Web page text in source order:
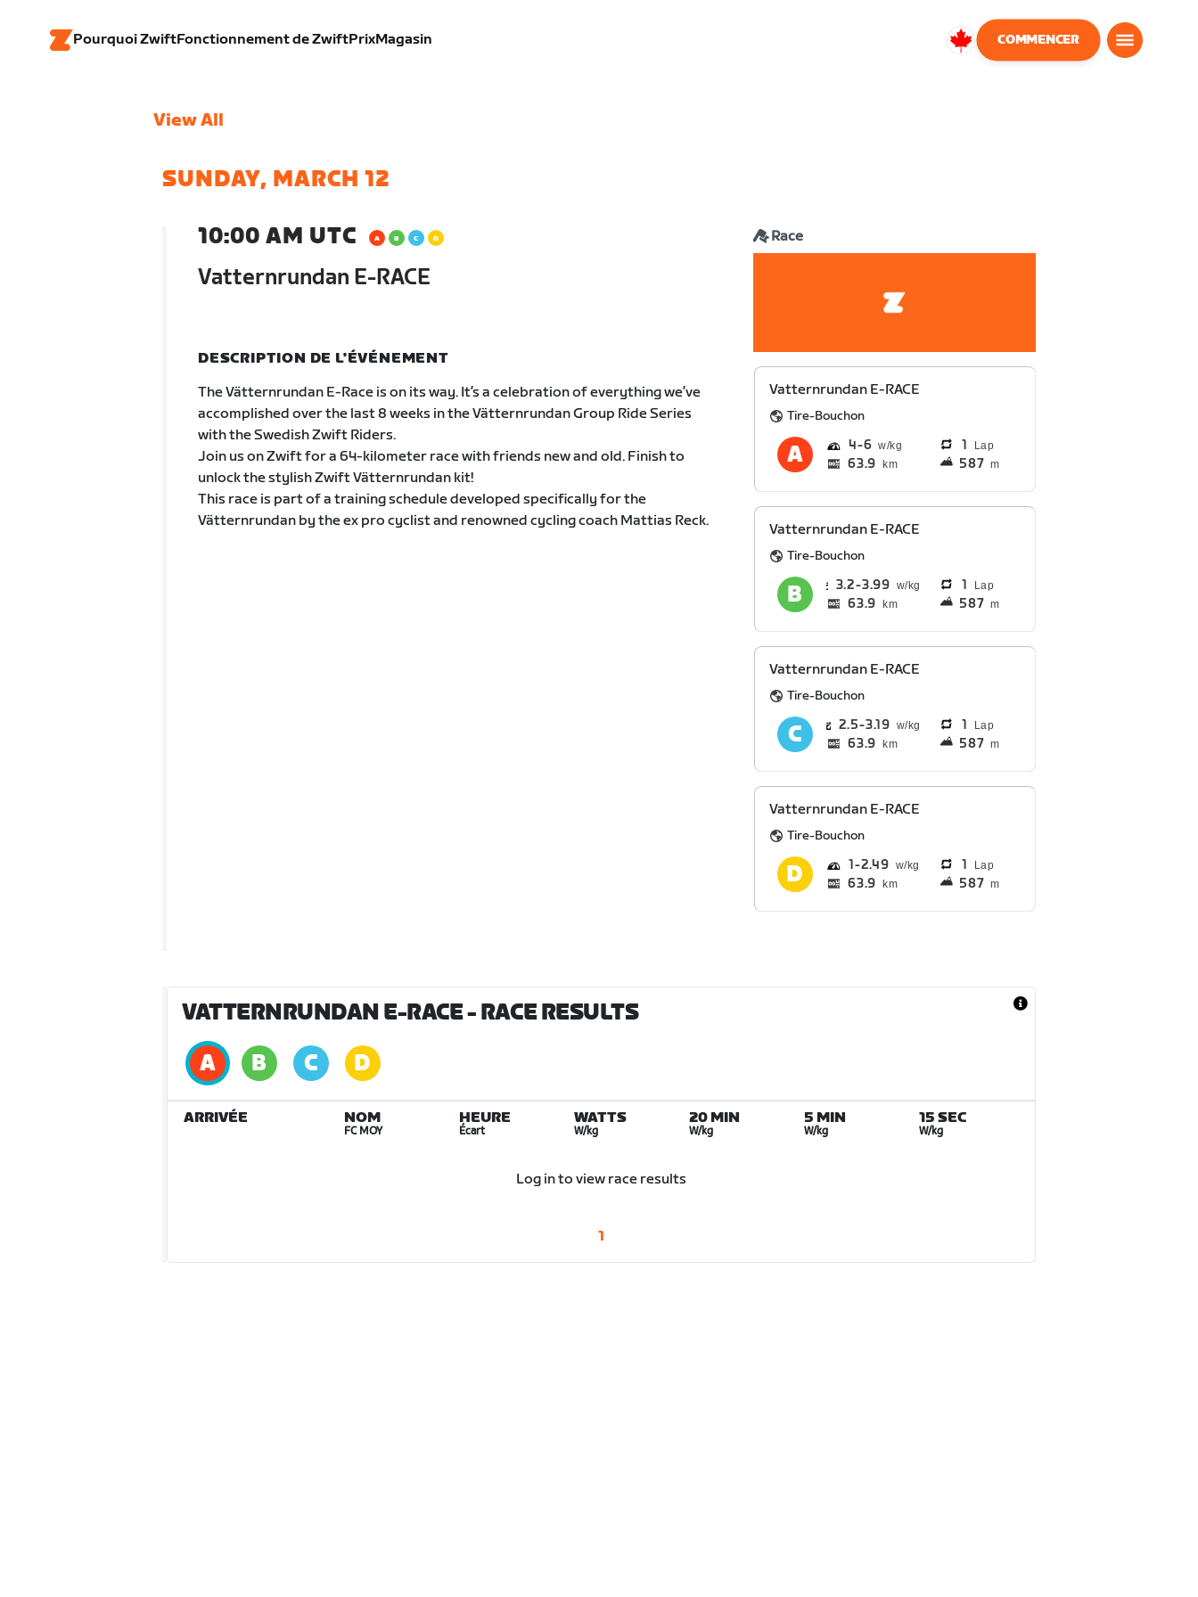
Pourquoi ZwiftFonctionnement de ZwiftPrixMagasin
Canada
COMMENCER
View All
SUNDAY, MARCH 12
10:00 AM UTC
Vatternrundan E-RACE
Race
DESCRIPTION DE L'ÉVÉNEMENT
The Vätternrundan E-Race is on its way. It’s a celebration of everything we’ve
accomplished over the last 8 weeks in the Vätternrundan Group Ride Series
with the Swedish Zwift Riders.
Join us on Zwift for a 64-kilometer race with friends new and old. Finish to
unlock the stylish Zwift Vätternrundan kit!
This race is part of a training schedule developed specifically for the
Vätternrundan by the ex pro cyclist and renowned cycling coach Mattias Reck.
Vatternrundan E-RACE
Tire-Bouchon
4 6 1 Lap
63.9 km 587 m
Vatternrundan E-RACE
Tire-Bouchon
3.2 3.99 1 Lap
63.9 km 587 m
Vatternrundan E-RACE
Tire-Bouchon
2.5 3.19 1 Lap
63.9 km 587 m
Vatternrundan E-RACE
Tire-Bouchon
1 2.49 1 Lap
63.9 km 587 m
VATTERNRUNDAN E-RACE- RACE RESULTS
ARRIVÉE NOM
FC MOY
HEURE
Écart
WATTS
W/kg
20 MIN
W/kg
5 MIN
W/kg
15 SEC
W/kg
Log in to view race results
1